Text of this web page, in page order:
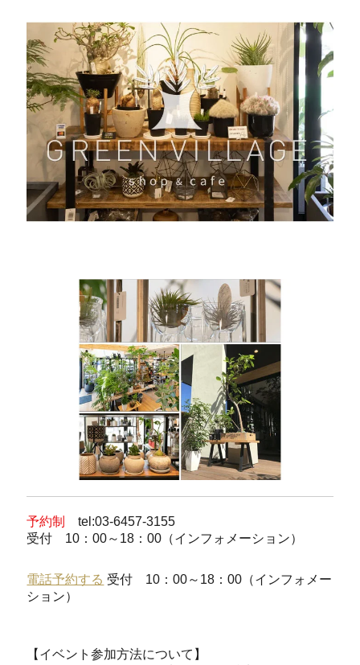
予約制tel:03-6457-3155
受付 10：00～18：00（インフォメーション）
電話予約する 受付 10：00～18：00（インフォメー
ション）
【イベント参加方法について】